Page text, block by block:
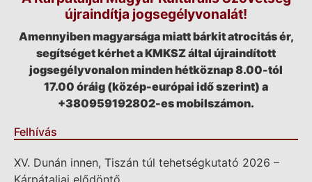
újraindítja jogsegélyvonalát!
Amennyiben magyarsága miatt bárkit atrocitás ér,
segítséget kérhet a KMKSZ által újraindított
jogsegélyvonalon minden hétköznap 8.00-tól
17.00 óráig (közép-európai idő szerint) a
+380959192802-es mobilszámon.
Felhívás
XV. Dunán innen, Tiszán túl tehetségkutató 2026 –